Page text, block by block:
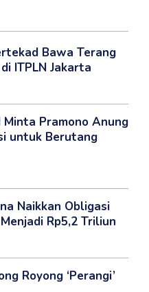
Bawa Terang
ITPLN Jakarta
Pramono Anung
untuk Berutang
Naikkan Obligasi
Rp5,2 Triliun
Royong ‘Perangi’